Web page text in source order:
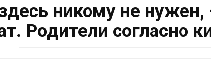
никому не нужен,
Родители согласно